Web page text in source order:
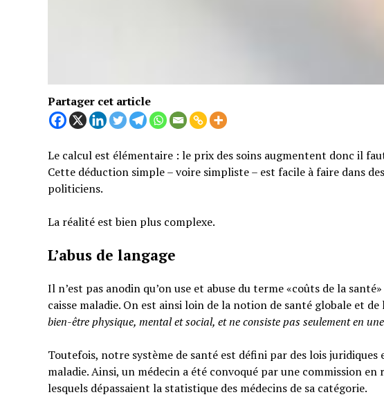
Partager cet article
Le calcul est élémentaire : le prix des soins augmentent donc il
Cette déduction simple – voire simpliste – est facile à faire dans
politiciens.
La réalité est bien plus complexe.
L’abus de langage
Il n’est pas anodin qu’on use et abuse du terme «coûts de la
caisse maladie. On est ainsi loin de la notion de santé globale et
bien-être physique, mental et social, et ne consiste pas seulement en
Toutefois, notre système de santé est défini par des lois
maladie. Ainsi, un médecin a été convoqué par une commission
lesquels dépassaient la statistique des médecins de sa catégorie.